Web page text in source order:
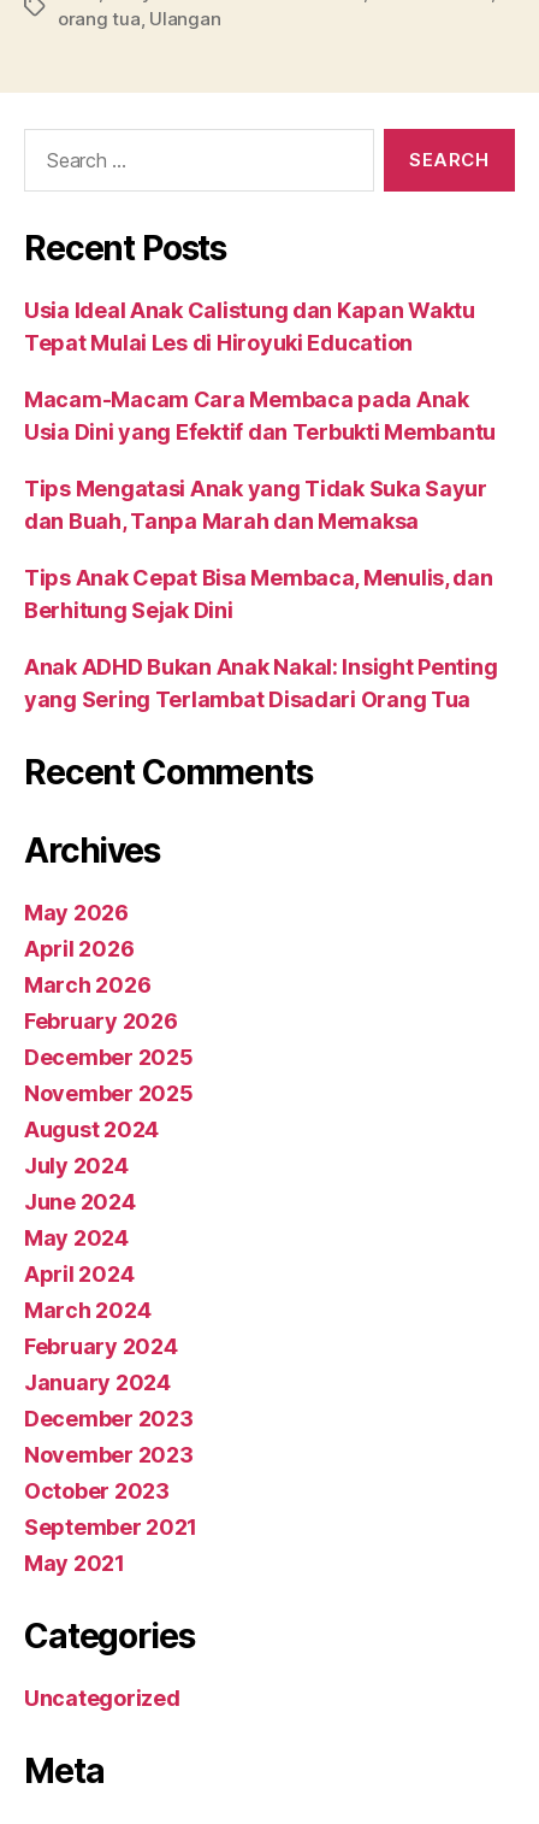
orang tua Ulangan
Recent Posts
Usia Ideal Anak Calistung dan Kapan Waktu
Tepat Mulai Les di Hiroyuki Education
Macam-Macam Cara Membaca pada Anak
Usia Dini yang Efektif dan Terbukti Membantu
Tips Mengatasi Anak yang Tidak Suka Sayur
dan Buah, Tanpa Marah dan Memaksa
Tips Anak Cepat Bisa Membaca, Menulis, dan
Berhitung Sejak Dini
Anak ADHD Bukan Anak Nakal: Insight Penting
yang Sering Terlambat Disadari Orang Tua
Recent Comments
Archives
May 2026
April 2026
March 2026
February 2026
December 2025
November 2025
August 2024
July 2024
June 2024
May 2024
April 2024
March 2024
February 2024
January 2024
December 2023
November 2023
October 2023
September 2021
May 2021
Categories
Uncategorized
Meta